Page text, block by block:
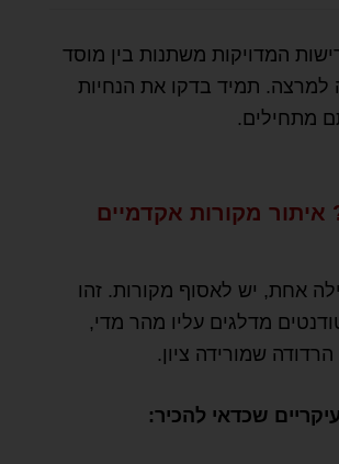
המדויקות משתנות בין מוסד
למרצה. תמיד בדקו את הנחיות
מתחילים.
איתור מקורות אקדמיים
אחת, יש לאסוף מקורות. זהו
מדלגים עליו מהר מדי,
שמורידה ציון.
שכדאי להכיר: